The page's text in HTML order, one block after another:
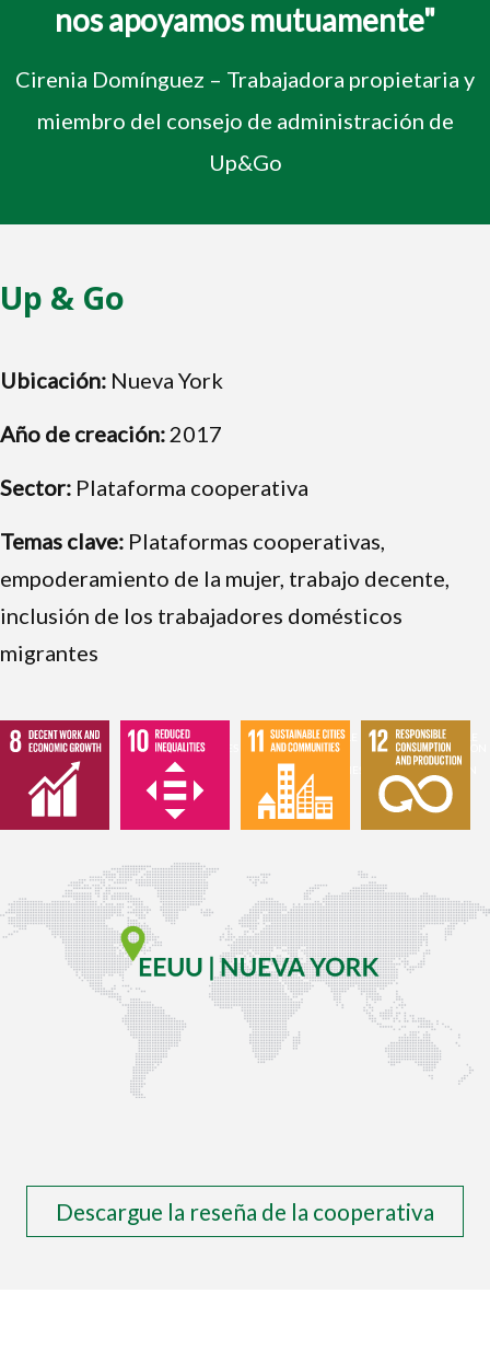
nos apoyamos mutuamente"
Cirenia Domínguez – Trabajadora propietaria y
miembro del consejo de administración de
Up&Go
Up & Go
Ubicación: Nueva York
Año de creación: 2017
Sector: Plataforma cooperativa
Temas clave: Plataformas cooperativas,
empoderamiento de la mujer, trabajo decente,
inclusión de los trabajadores domésticos
migrantes
8
DECENT
WORK
ECONOMIC
GROWTH
10
REDUCED
INEQUALITIES
11
SUSTAINABLE
CITIES
COMMUNITIES
12
RESPONSIBLE
CONSUMPTION
AND
PRODUCTION
Descargue la reseña de la cooperativa